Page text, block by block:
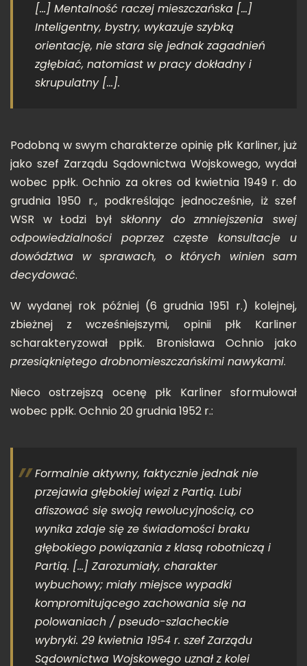
[…] Mentalność raczej mieszczańska […]
Inteligentny, bystry, wykazuje szybką
orientację, nie stara się jednak zagadnień
zgłębiać, natomiast w pracy dokładny i
skrupulatny[…].
Podobną w swym charakterze opinię płk Karliner, już
jako szef Zarządu Sądownictwa Wojskowego, wydał
wobec ppłk. Ochnio za okres od kwietnia 1949 r. do
grudnia 1950 r., podkreślając jednocześnie, iż szef
WSR w Łodzi był skłonny do zmniejszenia swej
odpowiedzialności poprzez częste konsultacje u
dowództwa w sprawach, o których winien sam
decydować.
W wydanej rok później (6 grudnia 1951 r.) kolejnej,
zbieżnej z wcześniejszymi, opinii płk Karliner
scharakteryzował ppłk. Bronisława Ochnio jako
przesiąkniętego drobnomieszczańskimi nawykami.
Nieco ostrzejszą ocenę płk Karliner sformułował
wobec ppłk. Ochnio 20 grudnia 1952 r.:
Formalnie aktywny, faktycznie jednak nie
przejawia głębokiej więzi z Partią. Lubi
afiszować się swoją rewolucyjnością, co
wynika zdaje się ze świadomości braku
głębokiego powiązania z klasą robotniczą i
Partią. […] Zarozumiały, charakter
wybuchowy; miały miejsce wypadki
kompromitującego zachowania się na
polowaniach / pseudo-szlacheckie
wybryki. 29 kwietnia 1954 r. szef Zarządu
Sądownictwa Wojskowego uznał z kolei